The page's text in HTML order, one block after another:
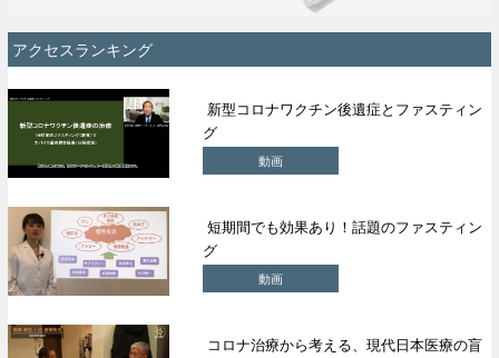
アクセスランキング
新型コロナワクチン後遺症とファスティン
グ
動画
短期間でも効果あり！話題のファスティン
グ
動画
コロナ治療から考える、現代日本医療の盲